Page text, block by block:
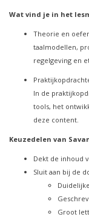
Wat vind je in het
Theorie en
taalmodellen,
regelgeving en
In de
tools, het
deze content.
Keuzedelen van
Dekt de inhoud
Sluit aan bij de
Groot